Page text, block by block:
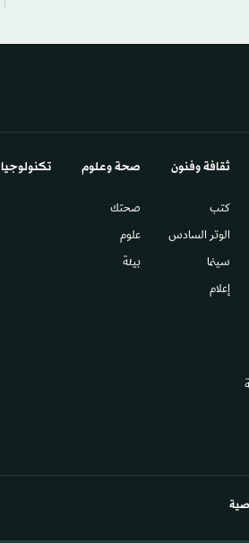
ثقافة وفنون
كتب
الوتر السادس​
سينما
إعلام
صحة وعلوم
صحتك
علوم
بيئة
تكنولوجيا